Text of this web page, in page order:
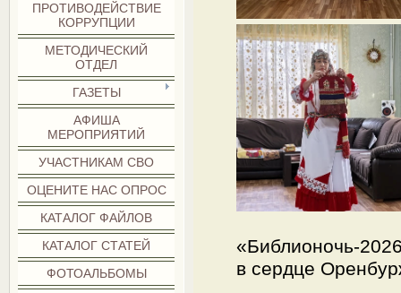
ПРОТИВОДЕЙСТВИЕ
КОРРУПЦИИ
МЕТОДИЧЕСКИЙ
ОТДЕЛ
ГАЗЕТЫ
АФИША
МЕРОПРИЯТИЙ
УЧАСТНИКАМ СВО
ОЦЕНИТЕ НАС ОПРОС
КАТАЛОГ ФАЙЛОВ
КАТАЛОГ СТАТЕЙ
ФОТОАЛЬБОМЫ
«Библионочь-
в сердце